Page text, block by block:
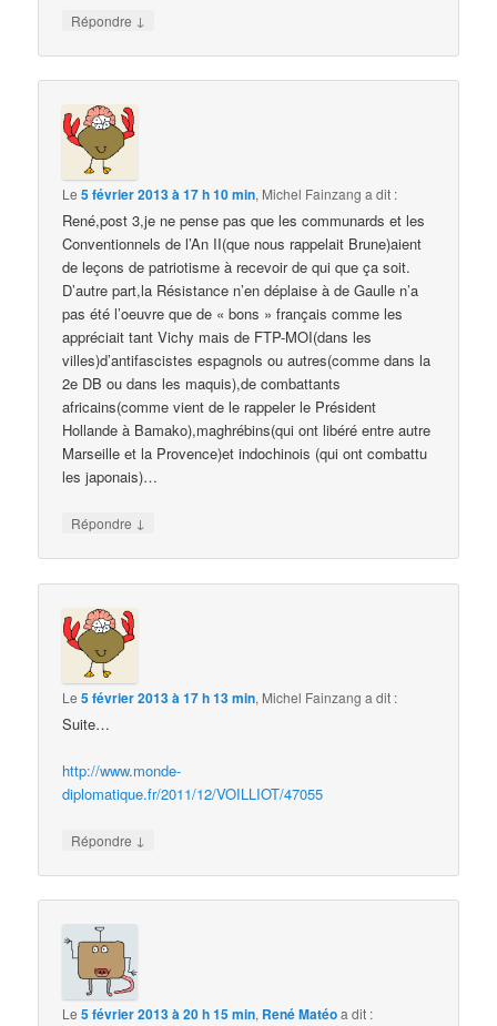
Répondre ↓
Le5 février 2013 à 17 h 10 min, Michel Fainzang a dit :
René,post 3,je ne pense pas que les communards et les
Conventionnels de l’An II(que nous rappelait Brune)aient
de leçons de patriotisme à recevoir de qui que ça soit.
D’autre part,la Résistance n’en déplaise à de Gaulle n’a
pas été l’oeuvre que de « bons » français comme les
appréciait tant Vichy mais de FTP-MOI(dans les
villes)d’antifascistes espagnols ou autres(comme dans la
2e DB ou dans les maquis),de combattants
africains(comme vient de le rappeler le Président
Hollande à Bamako),maghrébins(qui ont libéré entre autre
Marseille et la Provence)et indochinois (qui ont combattu
les japonais)…
Répondre ↓
Le5 février 2013 à 17 h 13 min, Michel Fainzang a dit :
Suite…
http://www.monde-
diplomatique.fr/2011/12/VOILLIOT/47055
Répondre ↓
Le5 février 2013 à 20 h 15 min, René Matéoa dit :